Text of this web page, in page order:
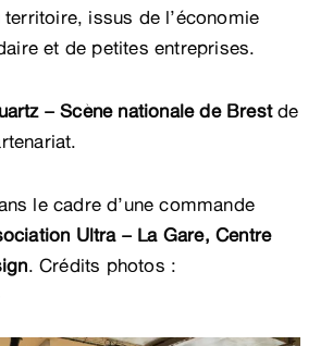
issus de l’économie
et de petites entreprises.
– Scène nationale de Brestde
le cadre d’une commande
Ultra – La Gare, Centre
. Crédits photos :